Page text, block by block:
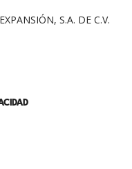
S.A. DE C.V.